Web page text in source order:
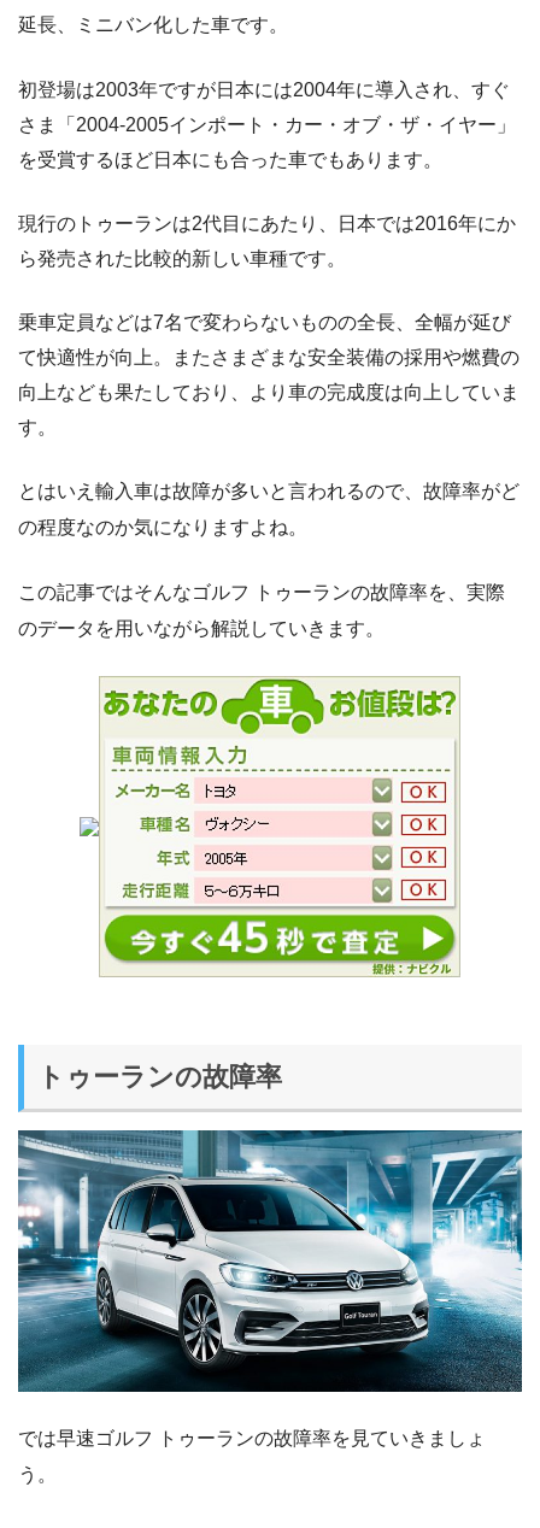
延長、ミニバン化した車です。
初登場は2003年ですが日本には2004年に導入され、すぐ
さま「2004-2005インポート・カー・オブ・ザ・イヤー」
を受賞するほど日本にも合った車でもあります。
現行のトゥーランは2代目にあたり、日本では2016年にか
ら発売された比較的新しい車種です。
乗車定員などは7名で変わらないものの全長、全幅が延び
て快適性が向上。またさまざまな安全装備の採用や燃費の
向上なども果たしており、より車の完成度は向上していま
す。
とはいえ輸入車は故障が多いと言われるので、故障率がど
の程度なのか気になりますよね。
この記事ではそんなゴルフ トゥーランの故障率を、実際
のデータを用いながら解説していきます。
トゥーランの故障率
では早速ゴルフ トゥーランの故障率を見ていきましょ
う。